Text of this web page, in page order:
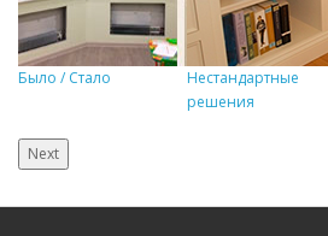
Было / Стало
Нестандартные
решения
Next